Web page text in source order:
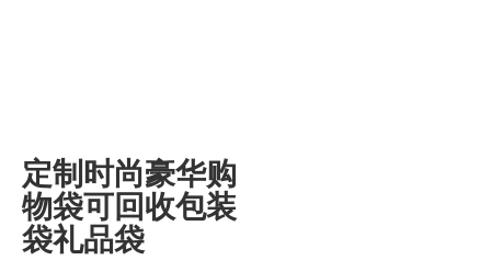
定制时尚豪华购
物袋可回收包装
袋礼品袋